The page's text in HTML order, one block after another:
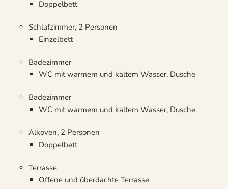
Doppelbett
Schlafzimmer, 2 Personen
Einzelbett
Badezimmer
WC mit warmem und kaltem Wasser, Dusche
Badezimmer
WC mit warmem und kaltem Wasser, Dusche
Alkoven, 2 Personen
Doppelbett
Terrasse
Offene und überdachte Terrasse